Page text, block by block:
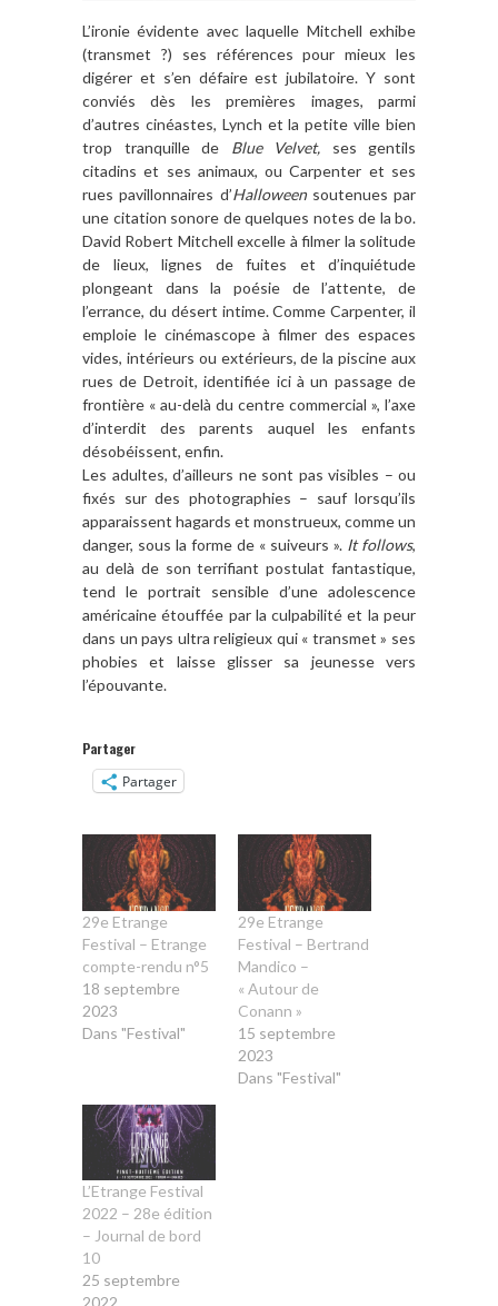
L’ironie évidente avec laquelle Mitchell exhibe
(transmet ?) ses références pour mieux les
digérer et s’en défaire est jubilatoire. Y sont
conviés dès les premières images, parmi
d’autres cinéastes, Lynch et la petite ville bien
trop tranquille de Blue Velvet, ses gentils
citadins et ses animaux, ou Carpenter et ses
rues pavillonnaires d’Halloweensoutenues par
une citation sonore de quelques notes de la bo.
David Robert Mitchell excelle à filmer la solitude
de lieux, lignes de fuites et d’inquiétude
plongeant dans la poésie de l’attente, de
l’errance, du désert intime. Comme Carpenter, il
emploie le cinémascope à filmer des espaces
vides, intérieurs ou extérieurs, de la piscine aux
rues de Detroit, identifiée ici à un passage de
frontière « au-delà du centre commercial », l’axe
d’interdit des parents auquel les enfants
désobéissent, enfin.
Les adultes, d’ailleurs ne sont pas visibles – ou
fixés sur des photographies – sauf lorsqu’ils
apparaissent hagards et monstrueux, comme un
danger, sous la forme de « suiveurs ». It follows,
au delà de son terrifiant postulat fantastique,
tend le portrait sensible d’une adolescence
américaine étouffée par la culpabilité et la peur
dans un pays ultra religieux qui « transmet » ses
phobies et laisse glisser sa jeunesse vers
l’épouvante.
Partager
Partager
29e Etrange
Festival – Etrange
compte-rendu n°5
18 septembre
2023
Dans "Festival"
29e Etrange
Festival – Bertrand
Mandico –
« Autour de
Conann »
15 septembre
2023
Dans "Festival"
L’Etrange Festival
2022 – 28e édition
– Journal de bord
10
25 septembre